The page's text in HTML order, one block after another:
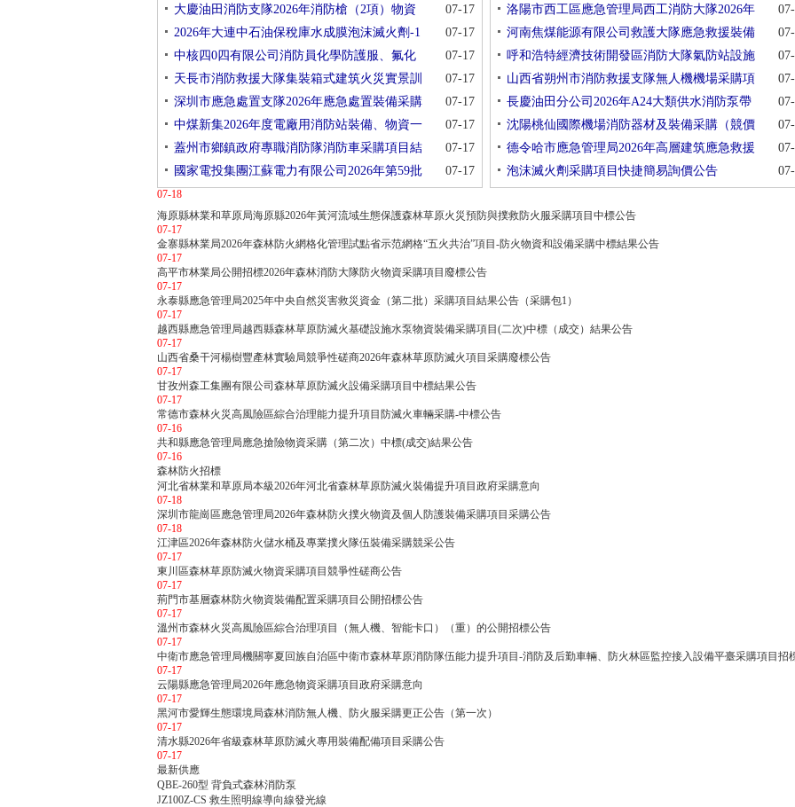
大慶油田消防支隊2026年消防槍（2項）物資
07-17
2026年大連中石油保稅庫水成膜泡沫滅火劑-1
07-17
中核四0四有限公司消防員化學防護服、氟化
07-17
天長市消防救援大隊集裝箱式建筑火災實景訓
07-17
深圳市應急處置支隊2026年應急處置裝備采購
07-17
中煤新集2026年度電廠用消防站裝備、物資一
07-17
蓋州市鄉鎮政府專職消防隊消防車采購項目結
07-17
國家電投集團江蘇電力有限公司2026年第59批
07-17
洛陽市西工區應急管理局西工消防大隊2026年
河南焦煤能源有限公司救護大隊應急救援裝備
呼和浩特經濟技術開發區消防大隊氣防站設施
山西省朔州市消防救援支隊無人機機場采購項
長慶油田分公司2026年A24大類供水消防泵帶
沈陽桃仙國際機場消防器材及裝備采購（競價
德令哈市應急管理局2026年高層建筑應急救援
泡沫滅火劑采購項目快捷簡易詢價公告
07-18
海原縣林業和草原局海原縣2026年黃河流域生態保護森林草原火災預防與撲救防火服采購項目中標公告
07-17
金寨縣林業局2026年森林防火網格化管理試點省示范網格“五火共治”項目-防火物資和設備采購中標結果公告
07-17
高平市林業局公開招標2026年森林消防大隊防火物資采購項目廢標公告
07-17
永泰縣應急管理局2025年中央自然災害救災資金（第二批）采購項目結果公告（采購包1）
07-17
越西縣應急管理局越西縣森林草原防滅火基礎設施水泵物資裝備采購項目(二次)中標（成交）結果公告
07-17
山西省桑干河楊樹豐產林實驗局競爭性磋商2026年森林草原防滅火項目采購廢標公告
07-17
甘孜州森工集團有限公司森林草原防滅火設備采購項目中標結果公告
07-17
常德市森林火災高風險區綜合治理能力提升項目防滅火車輛采購-中標公告
07-16
共和縣應急管理局應急搶險物資采購（第二次）中標(成交)結果公告
07-16
森林防火招標
河北省林業和草原局本級2026年河北省森林草原防滅火裝備提升項目政府采購意向
07-18
深圳市龍崗區應急管理局2026年森林防火撲火物資及個人防護裝備采購項目采購公告
07-18
江津區2026年森林防火儲水桶及專業撲火隊伍裝備采購競采公告
07-17
東川區森林草原防滅火物資采購項目競爭性磋商公告
07-17
荊門市基層森林防火物資裝備配置采購項目公開招標公告
07-17
溫州市森林火災高風險區綜合治理項目（無人機、智能卡口）（重）的公開招標公告
07-17
中衛市應急管理局機關寧夏回族自治區中衛市森林草原消防隊伍能力提升項目-消防及后勤車輛、防火林區監控接入設備平臺采購項目招
07-17
云陽縣應急管理局2026年應急物資采購項目政府采購意向
07-17
黑河市愛輝生態環境局森林消防無人機、防火服采購更正公告（第一次）
07-17
清水縣2026年省級森林草原防滅火專用裝備配備項目采購公告
07-17
最新供應
QBE-260型 背負式森林消防泵
JZ100Z-CS 救生照明線導向線發光線